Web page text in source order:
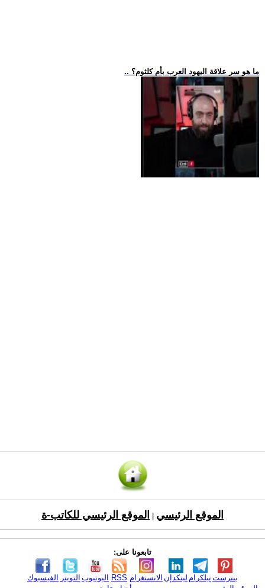
.. ما هو سر علاقة اليهود العرب بأم كلثوم؟
الموقع الرئيسي الموقع الرئيسي للكاتب-ة
تابعونا على:
الفيسبوك التويتر اليوتيوب RSS الانستغرام لينكدإن تيلكرامبنترست